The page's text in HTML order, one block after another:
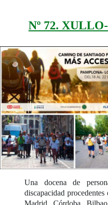
Nº 72.
Una docena de
discapacidad
Madrid, Córdoba,